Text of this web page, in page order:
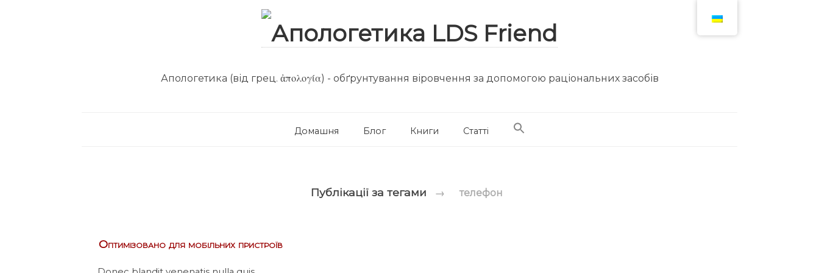
Апологетика (від грец. ἀπολογία) - обґрунтування віровчення за допомогою раціональних засобів
Домашня Блог Книги Статті
Публікації за тегами → телефон
Оптимізовано для мобільних пристроїв